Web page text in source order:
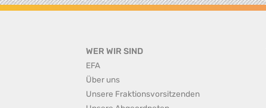
WER WIR SIND
EFA
Über uns
Unsere Fraktionsvorsitzenden